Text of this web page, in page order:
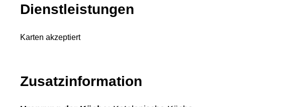
Dienstleistungen
Karten akzeptiert
Zusatzinformation